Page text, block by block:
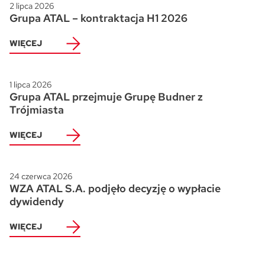
2 lipca 2026
Grupa ATAL – kontraktacja H1 2026
WIĘCEJ
1 lipca 2026
Grupa ATAL przejmuje Grupę Budner z
Trójmiasta
WIĘCEJ
24 czerwca 2026
WZA ATAL S.A. podjęło decyzję o wypłacie
dywidendy
WIĘCEJ